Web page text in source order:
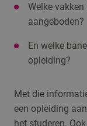
Welke
aangeboden?
En welke
opleiding?
Met die
een opleiding
het studeren.